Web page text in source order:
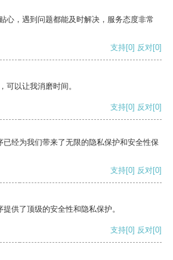
心，遇到问题都能及时解决，服务态度非常
支持[0] 反对[0]
可以让我消磨时间。
支持[0] 反对[0]
经为我们带来了无限的隐私保护和安全性保
支持[0] 反对[0]
供了顶级的安全性和隐私保护。
支持[0] 反对[0]